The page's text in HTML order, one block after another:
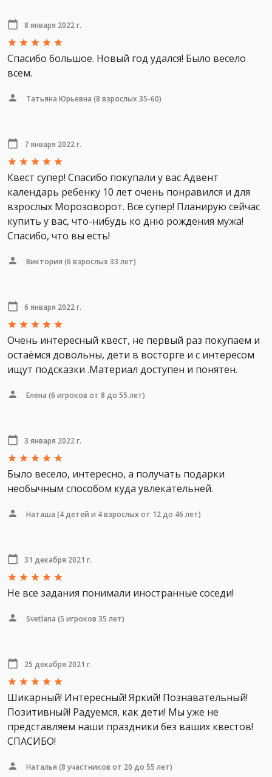
8 января 2022 г.
Спасибо большое. Новый год удался! Было весело
всем.
Татьяна Юрьевна (8 взрослых 35-60)
7 января 2022 г.
Квест супер! Спасибо покупали у вас Адвент
календарь ребенку 10 лет очень понравился и для
взрослых Морозоворот. Все супер! Планирую сейчас
купить у вас, что-нибудь ко дню рождения мужа!
Спасибо, что вы есть!
Виктория (6 взрослых 33 лет)
6 января 2022 г.
Очень интересный квест, не первый раз покупаем и
остаёмся довольны, дети в восторге и с интересом
ищут подсказки .Материал доступен и понятен.
Елена (6 игроков от 8 до 55 лет)
3 января 2022 г.
Было весело, интересно, а получать подарки
необычным способом куда увлекательней.
Наташа (4 детей и 4 взрослых от 12 до 46 лет)
31 декабря 2021 г.
Не все задания понимали иностранные соседи!
Svetlana (5 игроков 35 лет)
25 декабря 2021 г.
Шикарный! Интересный! Яркий! Познавательный!
Позитивный! Радуемся, как дети! Мы уже не
представляем наши праздники без ваших квестов!
СПАСИБО!
Наталья (8 участников от 20 до 55 лет)